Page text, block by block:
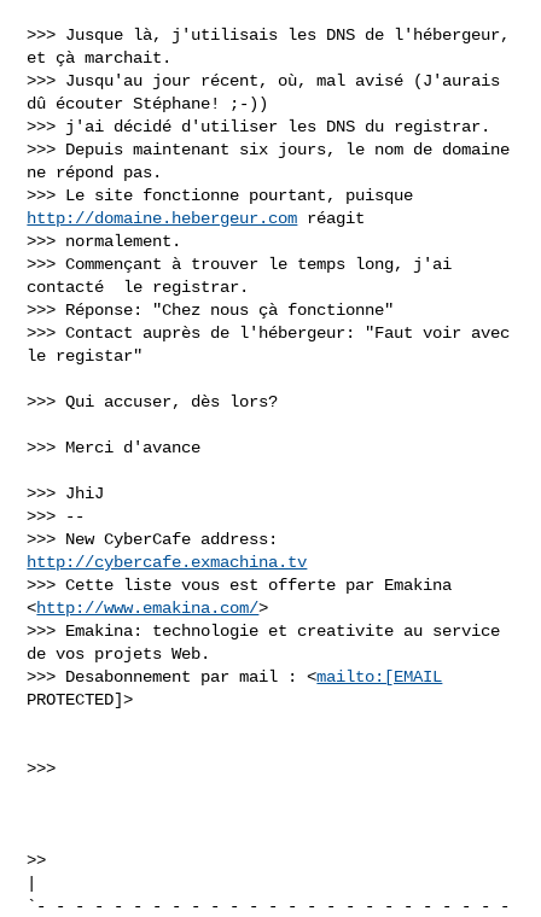
>>> Jusque là, j'utilisais les DNS de l'hébergeur,
et çà marchait.
>>> Jusqu'au jour récent, où, mal avisé (J'aurais
dû écouter Stéphane! ;-))
>>> j'ai décidé d'utiliser les DNS du registrar.
>>> Depuis maintenant six jours, le nom de domaine
ne répond pas.
http://domaine.hebergeur.com réagit
>>> normalement.
>>> Commençant à trouver le temps long, j'ai
contacté  le registrar.
>>> Réponse: "Chez nous çà fonctionne"
>>> Contact auprès de l'hébergeur: "Faut voir avec
le registar"
>>> Qui accuser, dès lors?
>>> Merci d'avance
>>> JhiJ
>>> --
http://cybercafe.exmachina.tv
>>> Cette liste vous est offerte par Emakina
<http://www.emakina.com/>
>>> Emakina: technologie et creativite au service
de vos projets Web.
>>> Desabonnement par mail : <mailto:[EMAIL
PROTECTED]>
>>>
>>
`- - - - - - - - - - - - - - - - - - - - - - - - -